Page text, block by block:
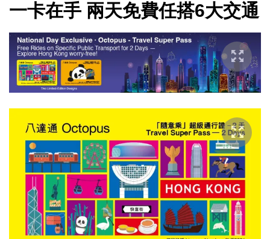
一卡在手 兩天免費任搭6大交通